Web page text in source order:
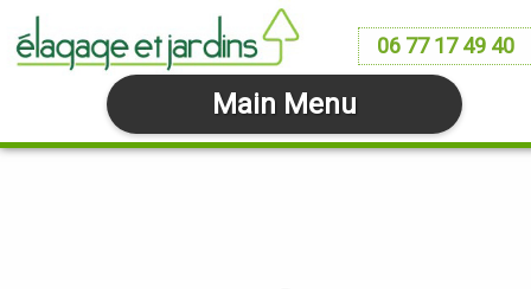
06 77 17 49 40
Main Menu